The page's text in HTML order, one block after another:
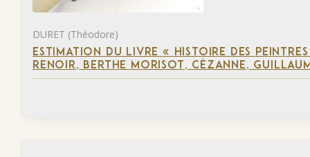
DURET (Théodore)
ESTIMATION DU LIVRE « HISTOIRE DES
RENOIR, BERTHE MORISOT, CÉZANNE,